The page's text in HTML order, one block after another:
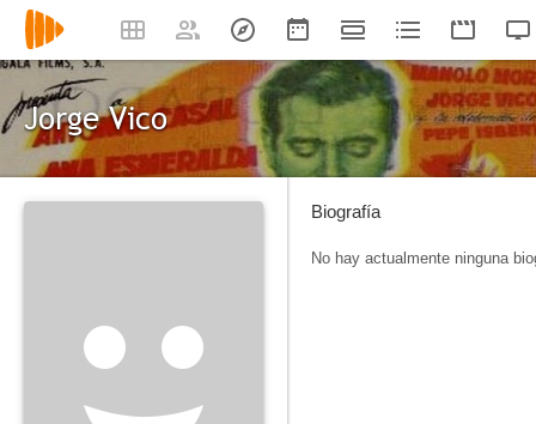
Jorge Vico
Biografía
No hay actualmente ninguna